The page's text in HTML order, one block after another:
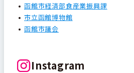
函館市経済部食産業振興課
市立函館博物館
函館市議会
Instagram